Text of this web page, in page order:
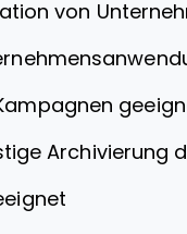
von
Archivierung